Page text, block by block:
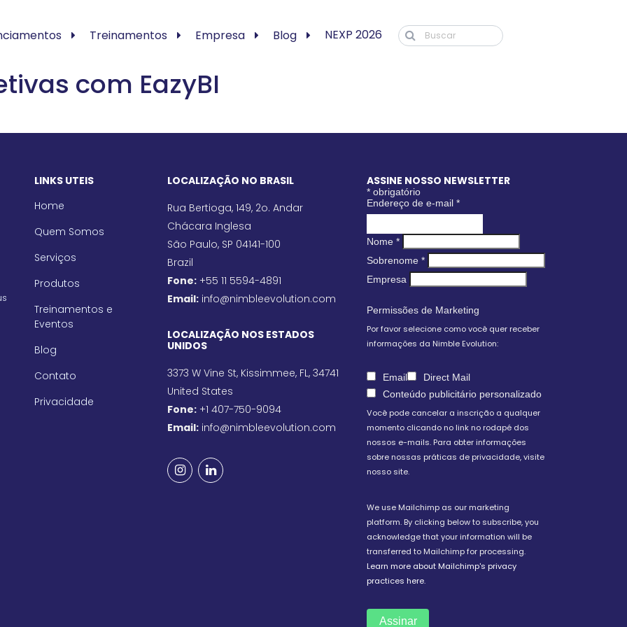
Treinamentos Empresa Blog NEXP 2026
com EazyBI
LINKS UTEIS
Home
Quem Somos
Serviços
Produtos
Treinamentos e
Eventos
Blog
Contato
Privacidade
LOCALIZAÇÃO NO BRASIL
Rua Bertioga, 149, 2o. Andar
Chácara Inglesa
São Paulo, SP 04141-100
Brazil
Fone: +55 11 5594-4891
Email: info@nimbleevolution.com
LOCALIZAÇÃO NOS ESTADOS
UNIDOS
3373 W Vine St, Kissimmee, FL, 34741
United States
Fone: +1 407-750-9094
Email: info@nimbleevolution.com
ASSINE NOSSO NEWSLETTER
* obrigatório
Endereço de e-mail *
Nome *
Sobrenome *
Empresa
Permissões de Marketing
Por favor selecione como você quer receber
informações da Nimble Evolution:
Email
Direct Mail
Conteúdo publicitário personalizado
Você pode cancelar a inscrição a qualquer
momento clicando no link no rodapé dos
nossos e-mails. Para obter informações
sobre nossas práticas de privacidade, visite
nosso site.
We use Mailchimp as our marketing
platform. By clicking below to subscribe, you
acknowledge that your information will be
transferred to Mailchimp for processing.
Learn more about Mailchimp's privacy
practices here.